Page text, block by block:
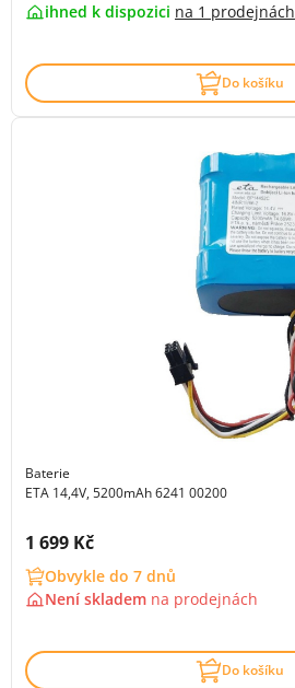
ihned k dispozici na 1 prodejnách
Do košíku
Baterie
ETA 14,4V, 5200mAh 6241 00200
Cena s DPH:
1 699 Kč
Obvykle do 7 dnů
Není skladem na prodejnách
Do košíku